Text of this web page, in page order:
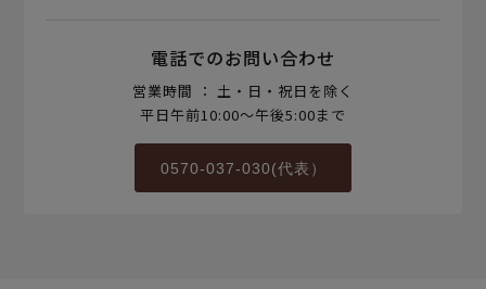
電話でのお問い合わせ
営業時間 ： 土・日・祝日を除く
平日午前10:00～午後5:00まで
0570-037-030(代表）